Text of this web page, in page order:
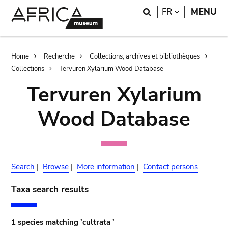
Search
FR LANGUAGE
MENU
Breadcrumb
Home Recherche
Collections, archives et bibliothèques
Collections
Tervuren Xylarium Wood Database
Tervuren Xylarium
Wood Database
Search | Browse | More information | Contact persons
Taxa search results
1 species matching 'cultrata '